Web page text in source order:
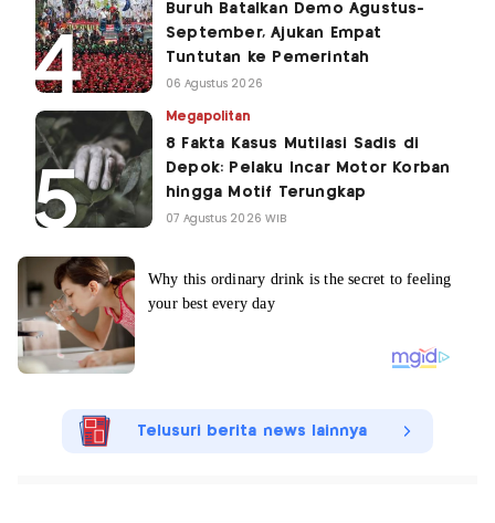
Buruh Batalkan Demo Agustus-
September, Ajukan Empat
Tuntutan ke Pemerintah
06 Agustus 2026
Megapolitan
8 Fakta Kasus Mutilasi Sadis di
Depok: Pelaku Incar Motor Korban
hingga Motif Terungkap
07 Agustus 2026 WIB
Telusuri berita news lainnya